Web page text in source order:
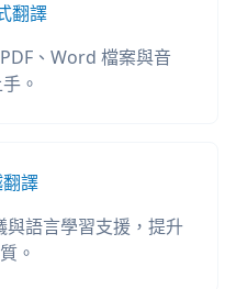
翻譯
、Word 檔案與音
。
譯
與語言學習支援，提升
。